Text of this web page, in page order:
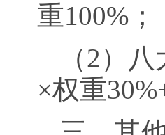
重100%；
（2）
×权重